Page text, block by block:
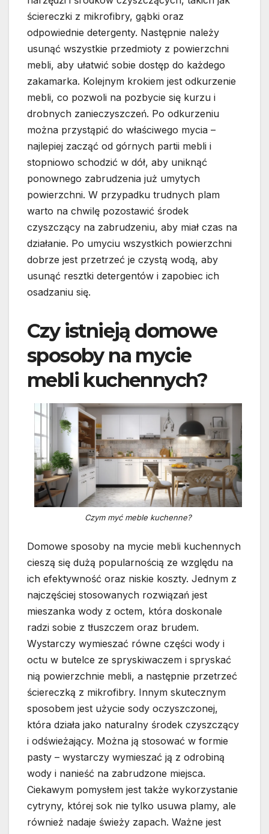
ściereczki z mikrofibry, gąbki oraz
odpowiednie detergenty. Następnie należy
usunąć wszystkie przedmioty z powierzchni
mebli, aby ułatwić sobie dostęp do każdego
zakamarka. Kolejnym krokiem jest odkurzenie
mebli, co pozwoli na pozbycie się kurzu i
drobnych zanieczyszczeń. Po odkurzeniu
można przystąpić do właściwego mycia –
najlepiej zacząć od górnych partii mebli i
stopniowo schodzić w dół, aby uniknąć
ponownego zabrudzenia już umytych
powierzchni. W przypadku trudnych plam
warto na chwilę pozostawić środek
czyszczący na zabrudzeniu, aby miał czas na
działanie. Po umyciu wszystkich powierzchni
dobrze jest przetrzeć je czystą wodą, aby
usunąć resztki detergentów i zapobiec ich
osadzaniu się.
Czy istnieją domowe
sposoby na mycie
mebli kuchennych?
Czym myć meble kuchenne?
Domowe sposoby na mycie mebli kuchennych
cieszą się dużą popularnością ze względu na
ich efektywność oraz niskie koszty. Jednym z
najczęściej stosowanych rozwiązań jest
mieszanka wody z octem, która doskonale
radzi sobie z tłuszczem oraz brudem.
Wystarczy wymieszać równe części wody i
octu w butelce ze spryskiwaczem i spryskać
nią powierzchnie mebli, a następnie przetrzeć
ściereczką z mikrofibry. Innym skutecznym
sposobem jest użycie sody oczyszczonej,
która działa jako naturalny środek czyszczący
i odświeżający. Można ją stosować w formie
pasty – wystarczy wymieszać ją z odrobiną
wody i nanieść na zabrudzone miejsca.
Ciekawym pomysłem jest także wykorzystanie
cytryny, której sok nie tylko usuwa plamy, ale
również nadaje świeży zapach. Ważne jest